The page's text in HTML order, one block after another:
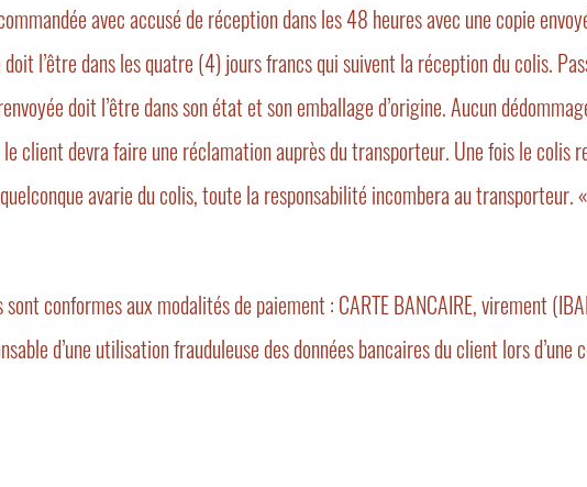
avec accusé de réception dans les 48 heures avec une copie
l’être dans les quatre (4) jours francs qui suivent la réception du colis.
doit l’être dans son état et son emballage d’origine. Aucun
client devra faire une réclamation auprès du transporteur. Une fois le colis
avarie du colis, toute la responsabilité incombera au transporteur.
conformes aux modalités de paiement : CARTE BANCAIRE, virement
d’une utilisation frauduleuse des données bancaires du client lors d’une